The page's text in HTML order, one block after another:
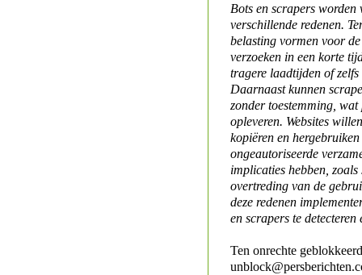
Bots en scrapers worden
verschillende redenen.
belasting vormen voor
verzoeken in een korte
tragere laadtijden of
Daarnaast kunnen
zonder toestemming,
opleveren. Websites
kopiëren en
ongeautoriseerde
implicaties hebben,
overtreding van de
deze redenen
en scrapers te detecteren
Ten onrechte